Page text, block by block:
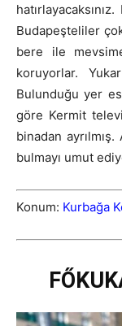
Budapeşteliler
bere ile
koruyorlar.
Bulunduğu yer
göre Kermit
binadan
bulmayı umut
Konum: Kurbağa